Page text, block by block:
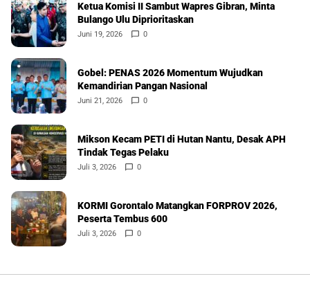
Ketua Komisi II Sambut Wapres Gibran, Minta
Bulango Ulu Diprioritaskan
Juni 19, 2026 0
Gobel: PENAS 2026 Momentum Wujudkan
Kemandirian Pangan Nasional
Juni 21, 2026 0
Mikson Kecam PETI di Hutan Nantu, Desak APH
Tindak Tegas Pelaku
Juli 3, 2026 0
KORMI Gorontalo Matangkan FORPROV 2026,
Peserta Tembus 600
Juli 3, 2026 0